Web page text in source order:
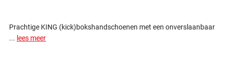
afbeeldingen-
gallerij
afbeeldingen-
gallerij
Prachtige KING (kick)bokshandschoenen met een onverslaanbaar
... lees meer